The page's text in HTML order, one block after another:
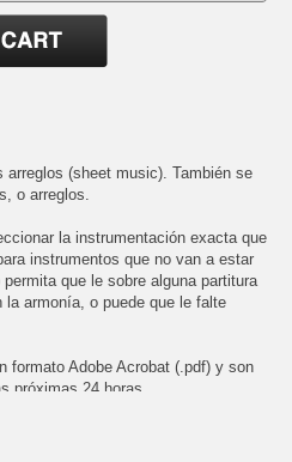
(sheet music). También se
o arreglos.
la instrumentación exacta que
instrumentos que no van a estar
que le sobre alguna partitura
la armonía, o puede que le falte
formato Adobe Acrobat (.pdf) y son
próximas 24 horas.
tener instalado el Adobe